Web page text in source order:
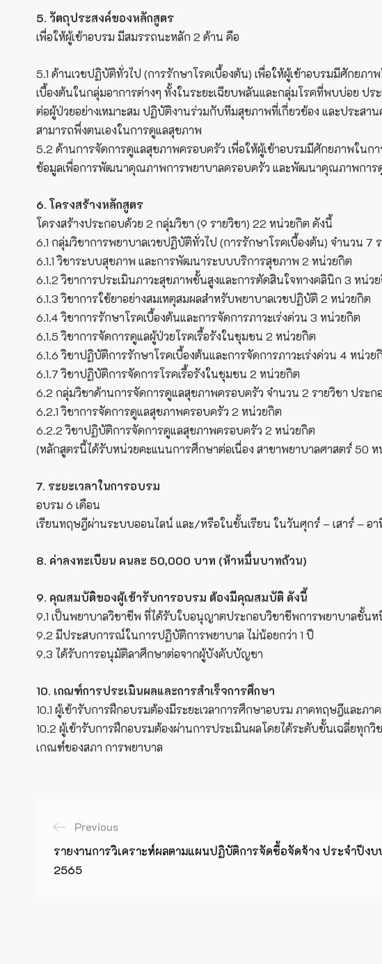
5. วัตถุประสงค์ของหลักสูตร
เพื่อให้ผู้เข้าอบรม มีสมรรถนะหลัก 2 ด้าน คือ
5.1 ด้านเวชปฏิบัติทั่วไป (การรักษาโรคเบื้องต้น) เพื่อให้ผู้เข้าอบรมมีศักย
เบื้องต้นในกลุ่มอาการต่างๆ ทั้งในระยะเฉียบพลันและกลุ่มโรคที่พบบ่อย ป
ต่อผู้ป่วยอย่างเหมาะสม ปฏิบัติงานร่วมกับทีมสุขภาพที่เกี่ยวข้อง และประส
สามารถพึ่งตนเองในการดูแลสุขภาพ
5.2 ด้านการจัดการดูแลสุขภาพครอบครัว เพื่อให้ผู้เข้าอบรมมีศักยภาพใน
ข้อมูลเพื่อการพัฒนาคุณภาพการพยาบาลครอบครัว และพัฒนาคุณภาพการ
6. โครงสร้างหลักสูตร
โครงสร้างประกอบด้วย 2 กลุ่มวิชา (9 รายวิชา) 22 หน่วยกิต ดังนี้
6.1 กลุ่มวิชาการพยาบาลเวชปฏิบัติทั่วไป (การรักษาโรคเบื้องต้น) จำนวน 7
6.1.1 วิชาระบบสุขภาพ และการพัฒนาระบบบริการสุขภาพ 2 หน่วยกิต
6.1.2 วิชาการประเมินภาวะสุขภาพขั้นสูงและการตัดสินใจทางคลินิก 3 หน่ว
6.1.3 วิชาการใช้ยาอย่างสมเหตุสมผลสำหรับพยาบาลเวชปฏิบัติ 2 หน่วยกิต
6.1.4 วิชาการรักษาโรคเบื้องต้นและการจัดการภาวะเร่งด่วน 3 หน่วยกิต
6.1.5 วิชาการจัดการดูแลผู้ป่วยโรคเรื้อรังในชุมชน 2 หน่วยกิต
6.1.6 วิชาปฏิบัติการรักษาโรคเบื้องต้นและการจัดการภาวะเร่งด่วน 4 หน่วย
6.1.7 วิชาปฏิบัติการจัดการโรคเรื้อรังในชุมชน 2 หน่วยกิต
6.2 กลุ่มวิชาด้านการจัดการดูแลสุขภาพครอบครัว จำนวน 2 รายวิชา ประก
6.2.1 วิชาการจัดการดูแลสุขภาพครอบครัว 2 หน่วยกิต
6.2.2 วิชาปฏิบัติการจัดการดูแลสุขภาพครอบครัว 2 หน่วยกิต
(หลักสูตรนี้ได้รับหน่วยคะแนนการศึกษาต่อเนื่อง สาขาพยาบาลศาสตร์ 50
7. ระยะเวลาในการอบรม
อบรม 6 เดือน
เรียนทฤษฎีผ่านระบบออนไลน์ และ/หรือในชั้นเรียน ในวันศุกร์ – เสาร์ – อ
8. ค่าลงทะเบียน คนละ 50,000 บาท (ห้าหมื่นบาทถ้วน)
9. คุณสมบัติของผู้เข้ารับการอบรม ต้องมีคุณสมบัติ ดังนี้
9.1 เป็นพยาบาลวิชาชีพ ที่ได้รับใบอนุญาตประกอบวิชาชีพการพยาบาลชั้น
9.2 มีประสบการณ์ในการปฏิบัติการพยาบาล ไม่น้อยกว่า 1 ปี
9.3 ได้รับการอนุมัติลาศึกษาต่อจากผู้บังคับบัญชา
10. เกณฑ์การประเมินผลและการสำเร็จการศึกษา
10.1 ผู้เข้ารับการฝึกอบรมต้องมีระยะเวลาการศึกษาอบรม ภาคทฤษฎีและ
10.2 ผู้เข้ารับการฝึกอบรมต้องผ่านการประเมินผลโดยได้ระดับขั้นเฉลี่ยทุก
เกณฑ์ของสภา การพยาบาล
Previous
รายงานการวิเคราะห์ผลตามแผนปฏิบัติการจัดซื้อจัดจ้าง ประจำปีง
2565